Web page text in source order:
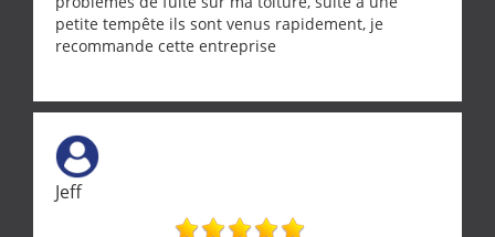
petite tempête ils sont venus rapidement, je
recommande cette entreprise
Jeff